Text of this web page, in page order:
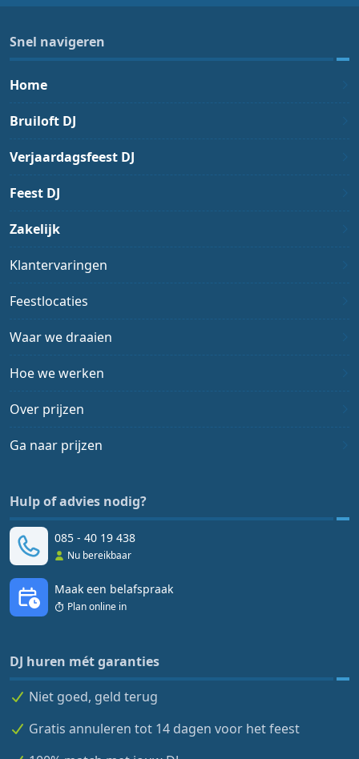
Snel navigeren
Home
Bruiloft DJ
Verjaardagsfeest DJ
Feest DJ
Zakelijk
Klantervaringen
Feestlocaties
Waar we draaien
Hoe we werken
Over prijzen
Ga naar prijzen
Hulp of advies nodig?
085 - 40 19 438
Nu bereikbaar
Maak een belafspraak
Plan online in
DJ huren mét garanties
Niet goed, geld terug
Gratis annuleren tot 14 dagen voor het feest